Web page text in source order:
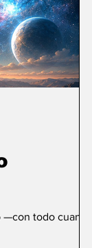
todo cuanto